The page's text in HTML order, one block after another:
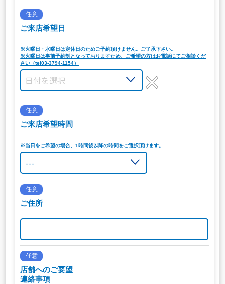
任意
ご来店希望日
※火曜日・水曜日は定休日のためご予約頂けません。ご了承下さい。
※火曜日は事前予約制となっておりますため、ご希望の方はお電話にてご相談くだ
さい（tel03-3794-1154）
任意
ご来店希望時間
※当日をご希望の場合、1時間後以降の時間をご選択頂けます。
任意
ご住所
任意
店舗へのご要望
連絡事項